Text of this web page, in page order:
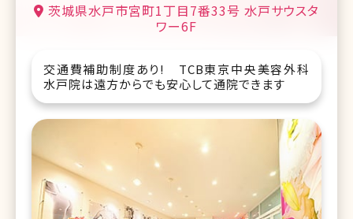
茨城県水戸市宮町1丁目7番33号 水戸サウスタ
ワー6F
交通費補助制度あり! TCB東京中央美容外科
水戸院は遠方からでも安心して通院できます